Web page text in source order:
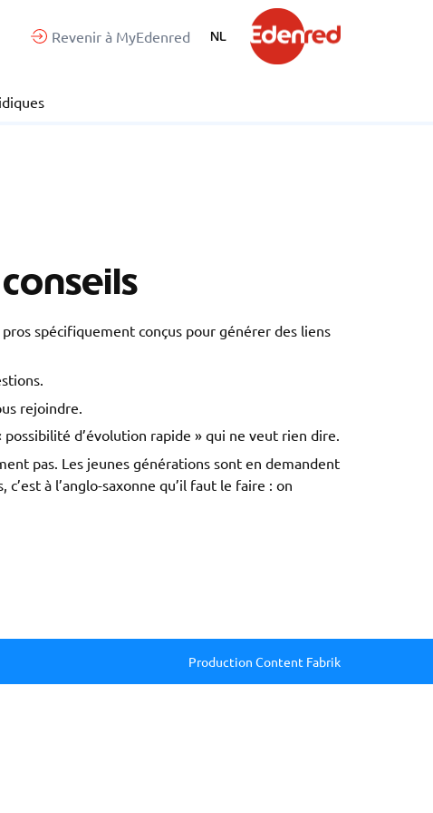
Revenir à MyEdenred NL
spécifiquement conçus pour générer des liens
rejoindre.
d’évolution rapide » qui ne veut rien dire.
pas. Les jeunes générations sont en demandent
à l’anglo-saxonne qu’il faut le faire : on
Production Content Fabrik